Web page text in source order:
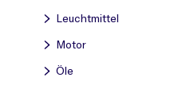
Leuchtmittel
Motor
Öle